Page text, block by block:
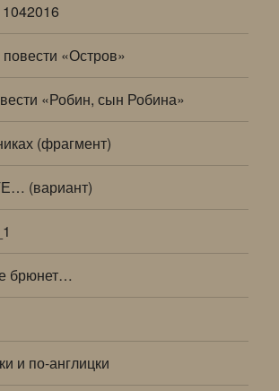
«Остров»
«Робин, сын Робина»
(фрагмент)
(вариант)
брюнет…
и по-англицки